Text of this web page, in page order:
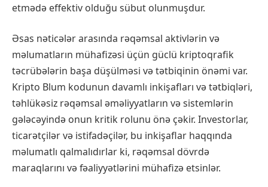
etmədə effektiv olduğu sübut olunmuşdur.
Əsas nəticələr arasında rəqəmsal aktivlərin və
məlumatların mühafizəsi üçün güclü kriptoqrafik
təcrübələrin başa düşülməsi və tətbiqinin önəmi var.
Kripto Blum kodunun davamlı inkişafları və tətbiqləri,
təhlükəsiz rəqəmsal əməliyyatların və sistemlərin
gələcəyində onun kritik rolunu önə çəkir. Investorlar,
ticarətçilər və istifadəçilər, bu inkişaflar haqqında
məlumatlı qalmalıdırlar ki, rəqəmsal dövrdə
maraqlarını və fəaliyyətlərini mühafizə etsinlər.